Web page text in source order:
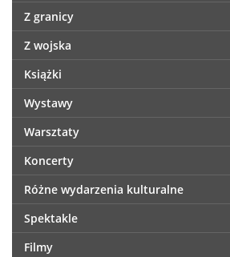
Z granicy
Z wojska
Książki
Wystawy
Warsztaty
Koncerty
Różne wydarzenia kulturalne
Spektakle
Filmy